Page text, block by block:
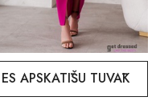
ES APSKATĪŠU TUVĀK